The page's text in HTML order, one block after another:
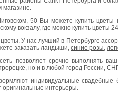
магазине.
50 Вы можете купить цветы
вокзалу, где можно купить цветы
У нас лучший в Петербурге
заказать ландыши, синие розы,
позволяет срочно выполнять
но и в любой город России,
индивидуальные свадебные
интерьеры.